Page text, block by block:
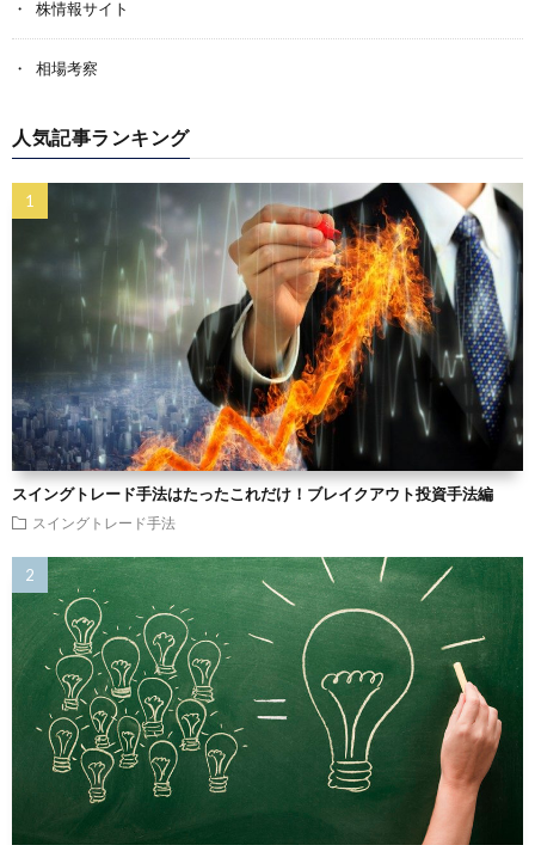
株情報サイト
相場考察
人気記事ランキング
スイングトレード手法はたったこれだけ！ブレイクアウト投資手法編
スイングトレード手法